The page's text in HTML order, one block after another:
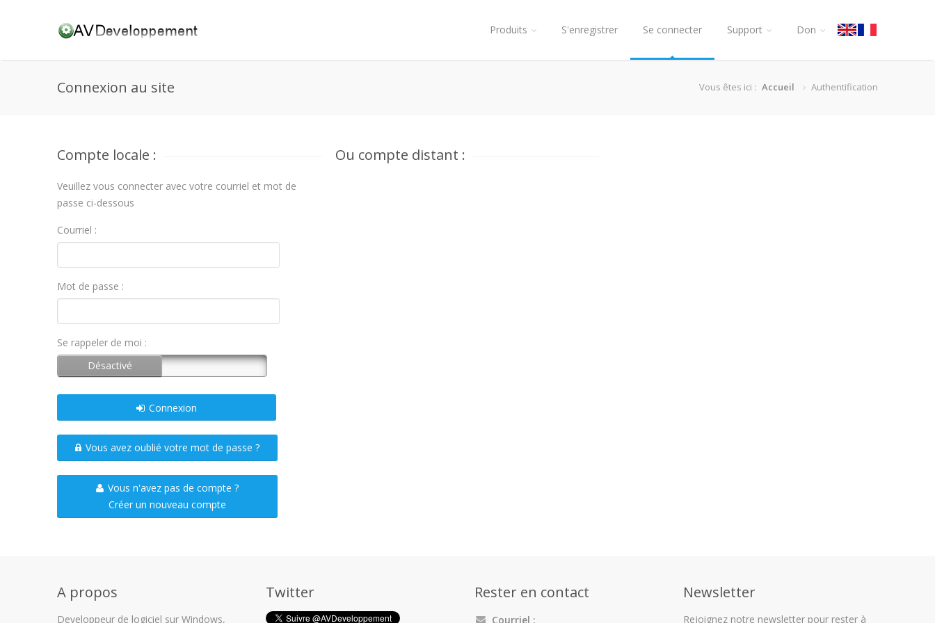
Produits S'enregistrer Se connecter Support Don
Connexion au site Vous êtes ici : Accueil Authentification
Compte locale :
Veuillez vous connecter avec votre courriel et mot de
passe ci-dessous
Courriel :
Mot de passe :
Se rappeler de moi :
Connexion
Vous avez oublié votre mot de passe ?
Vous n'avez pas de compte ?
Créer un nouveau compte
Ou compte distant :
A propos
Developpeur de logiciel sur Windows,
Twitter Rester en contact
Courriel :
Newsletter
Rejoignez notre newsletter pour rester à